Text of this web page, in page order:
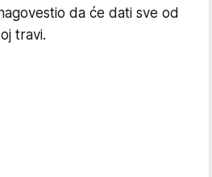
da će dati sve od
travi.